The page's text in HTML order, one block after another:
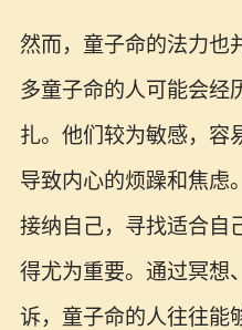
然而，童子命的法力也
多童子命的人可能会经
扎。他们较为敏感，容
导致内心的烦躁和焦虑
接纳自己，寻找适合自
得尤为重要。通过冥想
诉，童子命的人往往能